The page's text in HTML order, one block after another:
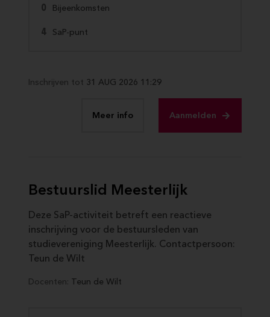
0 Bijeenkomsten
4 SaP-punt
Inschrijven tot 31 AUG 2026 11:29
Meer info Aanmelden
Bestuurslid Meesterlijk
Deze SaP-activiteit betreft een reactieve
inschrijving voor de bestuursleden van
studievereniging Meesterlijk. Contactpersoon:
Teun de Wilt
Docenten: Teun de Wilt